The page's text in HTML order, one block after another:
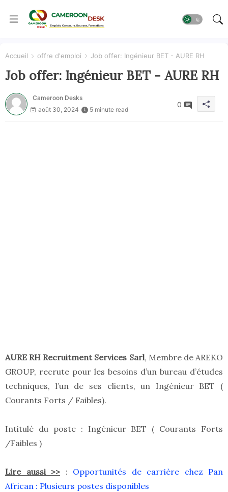
Accueil offre d'emploi Job offer: Ingénieur BET - AURE RH
Job offer: Ingénieur BET - AURE RH
Cameroon Desks
août 30, 2024
5 minute read
0
AURE RH Recruitment Services Sarl, Membre de AREKO
GROUP, recrute pour les besoins d’un bureau d’études
techniques, l’un de ses clients, un Ingénieur BET (
Courants Forts / Faibles).
Intitulé du poste : Ingénieur BET ( Courants Forts
/Faibles )
Lire aussi >> : Opportunités de carrière chez Pan
African : Plusieurs postes disponibles